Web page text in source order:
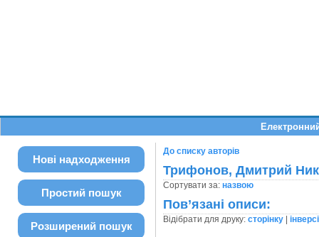
Нові надходження
Простий пошук
Розширений пошук
До списку авторів
Трифонов, Дмитрий
Сортувати за: назвою
Пов’язані описи:
Відібрати для друку: сторінку|